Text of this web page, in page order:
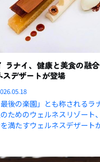
ラナイ、健康と美食の融
スデザートが登場
最後の楽園」とも称されるラ
ためのウェルネスリゾート
満たすウェルネスデザート